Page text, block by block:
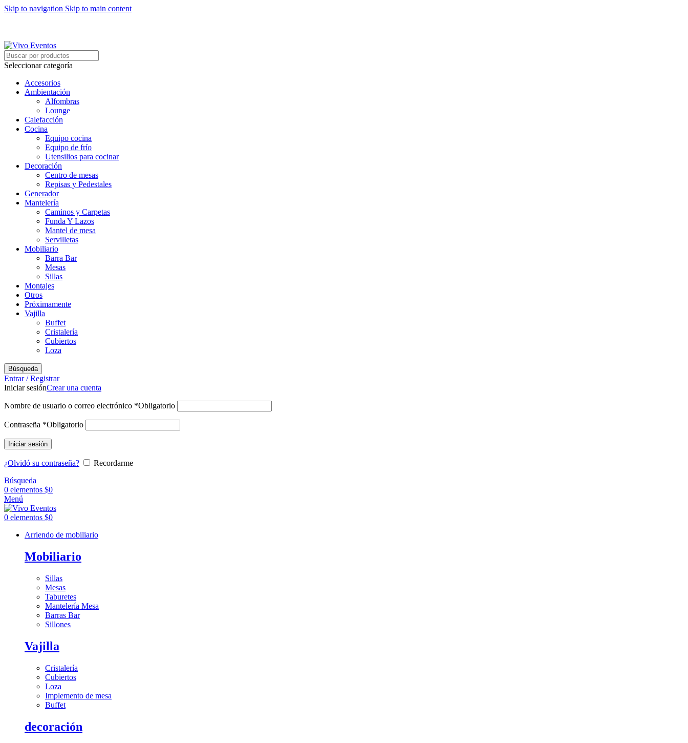
Skip to navigation Skip to main content
Seleccionar categoría
Accesorios
Ambientación
Alfombras
Lounge
Calefacción
Cocina
Equipo cocina
Equipo de frío
Utensilios para cocinar
Decoración
Centro de mesas
Repisas y Pedestales
Generador
Mantelería
Caminos y Carpetas
Funda Y Lazos
Mantel de mesa
Servilletas
Mobiliario
Barra Bar
Mesas
Sillas
Montajes
Otros
Próximamente
Vajilla
Buffet
Cristalería
Cubiertos
Loza
Búsqueda
Entrar / Registrar
Iniciar sesiónCrear una cuenta
Nombre de usuario o correo electrónico *Obligatorio
Contraseña *Obligatorio
Iniciar sesión
¿Olvidó su contraseña?
Recordarme
Búsqueda
0 elementos $0
Menú
0 elementos $0
Arriendo de mobiliario
Mobiliario
Sillas
Mesas
Taburetes
Mantelería Mesa
Barras Bar
Sillones
Vajilla
Cristalería
Cubiertos
Loza
Implemento de mesa
Buffet
decoración